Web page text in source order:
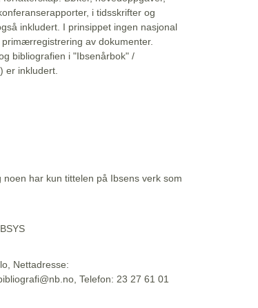
i tidsskrifter og
inkludert. I prinsippet ingen nasjonal
av dokumenter.
bibliografien i "Ibsenårbok" /
er inkludert.
har kun tittelen på Ibsens verk som
Nettadresse:
Telefon: 23 27 61 01